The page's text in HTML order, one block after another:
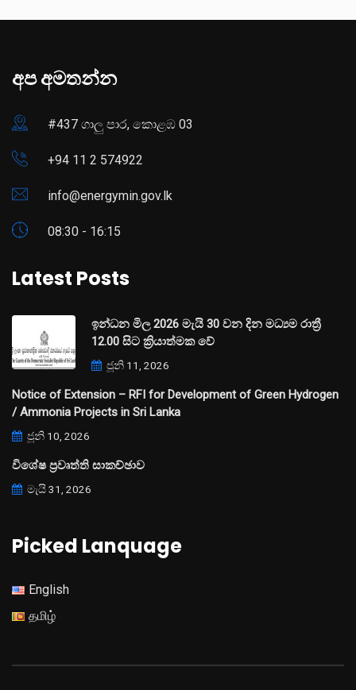
අප අමතන්න
#437 ගාලු පාර, කොළඹ 03
+94 11 2 574922
info@energymin.gov.lk
08:30 - 16:15
Latest Posts
ඉන්ධන මිල 2026 මැයි 30 වන දින මධ්‍යම රාත්‍රී
12.00 සිට ක්‍රියාත්මක වේ
ජූනි 11, 2026
Notice of Extension – RFI for Development of Green Hydrogen
/ Ammonia Projects in Sri Lanka
ජූනි 10, 2026
විශේෂ ප්‍රවෘත්ති සාකච්ඡාව
මැයි 31, 2026
Picked Lanquage
English
தமிழ்